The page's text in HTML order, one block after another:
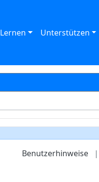
Lernen Unterstützen
Benutzerhinweise |